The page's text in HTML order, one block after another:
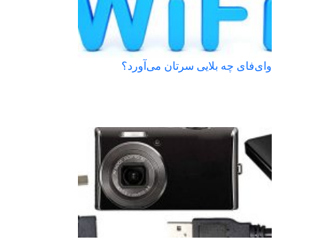
وای‌فای چه بلایی سرتان می‌آورد؟